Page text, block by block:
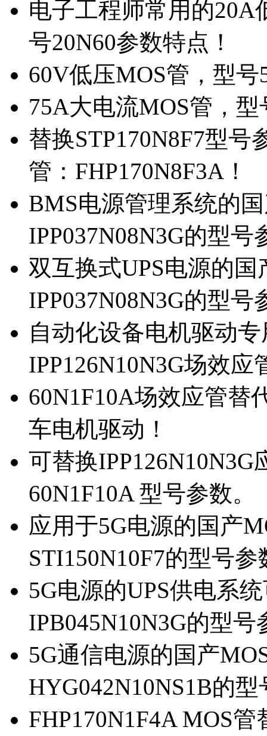
电子工程师常用的20A
号20N60参数特点！
60V低压MOS管，型
75A大电流MOS管，
替换STP170N8F7型
管：FHP170N8F3A！
BMS电源管理系统的
IPP037N08N3G的型号
双互换式UPS电源的
IPP037N08N3G的型号
自动化设备电机驱动
IPP126N10N3G场效应
60N1F10A场效应管替
车电机驱动！
可替换
60N1F10A 型号参数。
应用于5G电源的国产
STI150N10F7的型号参
5G电源的UPS供电系
IPB045N10N3G的型号
5G通信电源的国产
HYG042N10NS1B的
FHP170N1F4A MOS